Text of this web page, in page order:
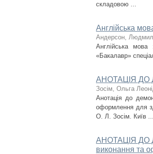
складовою ...
Англійська
Андерсон,
Англійська мова
«Бакалавр»
АНОТАЦІЯ ДО
Зосім, Ольга
Анотація до
оформлення для
О. Л. Зосім. Київ ...
АНОТАЦІЯ ДО
виконання та